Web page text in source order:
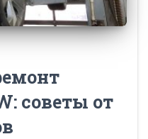
советы от